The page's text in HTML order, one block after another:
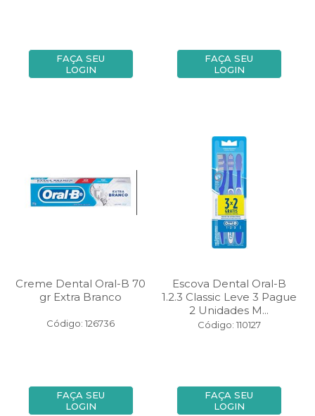
FAÇA SEU
LOGIN
FAÇA SEU
LOGIN
Creme Dental Oral-B 70
gr Extra Branco
Código: 126736
FAÇA SEU
LOGIN
Escova Dental Oral-B
1.2.3 Classic Leve 3 Pague
2 Unidades M...
Código: 110127
FAÇA SEU
LOGIN